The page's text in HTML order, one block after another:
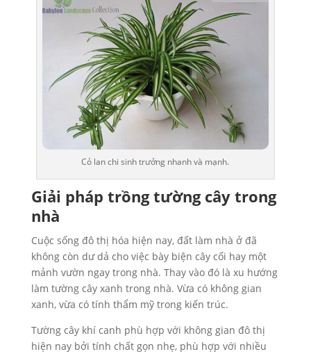
Cỏ lan chi sinh trưởng nhanh và mạnh.
Giải pháp trồng tường cây trong
nhà
Cuộc sống đô thị hóa hiện nay, đất làm nhà ở đã
không còn dư dả cho việc bày biện cây cối hay một
mảnh vườn ngay trong nhà. Thay vào đó là xu hướng
làm tường cây xanh trong nhà. Vừa có không gian
xanh, vừa có tính thẩm mỹ trong kiến trúc.
Tường cây khí canh phù hợp với không gian đô thị
hiện nay bởi tính chất gọn nhẹ, phù hợp với nhiều